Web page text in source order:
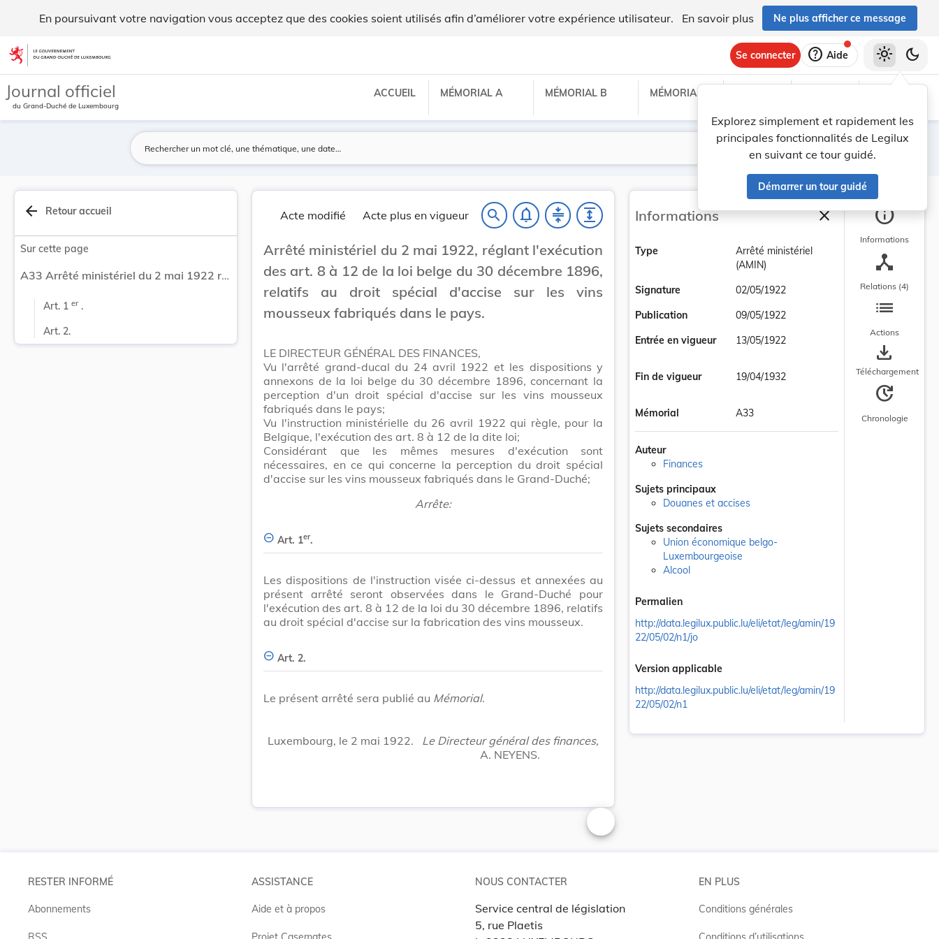
En poursuivant votre navigation vous acceptez que des cookies soient utilisés afin d’améliorer votre expérience utilisateur. En savoir plus Ne plus afficher ce message
Aller au contenu
Se connecter help Aide
Explorez simplement et rapidement les
principales fonctionnalités de Legilux
en suivant ce tour guidé.
Démarrer un tour guidé
light_mode dark_mode
Journal officiel
du Grand-Duché de Luxembourg
ACCUEIL MÉMORIAL A MÉMORIAL B MÉMORIAL C
Lancer la recherche
Filtres
arrow_back Retour accueil
Sur cette page
A33 Arrêté ministériel du 2 mai 1922 réglant l'exécution des art. 8 à 12 de la loi belge du 30 décembre 1896, relatifs au droit spécial d'accise sur les vins mousseux fabriqués dans le pays.
Art. 1 er .
Art. 2.
Acte modifié Acte plus en vigueur search notifications_none compress expand
Arrêté ministériel du 2 mai 1922, réglant l'exécution
des art. 8 à 12 de la loi belge du 30 décembre 1896,
relatifs au droit spécial d'accise sur les vins
mousseux fabriqués dans le pays.
LE DIRECTEUR GÉNÉRAL DES FINANCES,
Vu l'arrêté grand-ducal du 24 avril 1922 et les dispositions y
annexons de la loi belge du 30 décembre 1896, concernant la
perception d'un droit spécial d'accise sur les vins mousseux
fabriqués dans le pays;
Vu l'instruction ministérielle du 26 avril 1922 qui règle, pour la
Belgique, l'exécution des art. 8 à 12 de la dite loi;
Considérant que les mêmes mesures d'exécution sont
nécessaires, en ce qui concerne la perception du droit spécial
d'accise sur les vins mousseux fabriqués dans le Grand-Duché;
Arrête:
Art. 1er.
Les dispositions de l'instruction visée ci-dessus et annexées au
présent arrêté seront observées dans le Grand-Duché pour
l'exécution des art. 8 à 12 de la loi du 30 décembre 1896, relatifs
au droit spécial d'accise sur la fabrication des vins mousseux.
Art. 2.
Le présent arrêté sera publié au Mémorial.
Luxembourg, le 2 mai 1922.
Le Directeur général des finances,
A. NEYENS.
Changer la taille du texte
Informations closeFermer la barre
Type
Arrêté ministériel
(AMIN)
Signature
02/05/1922
Publication
09/05/1922
Entrée en vigueur
13/05/1922
Fin de vigueur 19/04/1932
Mémorial A33
Auteur
Finances
Sujets principaux
Douanes et accises
Sujets secondaires
Union économique belgo-
Luxembourgeoise
Alcool
Permalien
http://data.legilux.public.lu/eli/etat/leg/amin/19
22/05/02/n1/jo
Version applicable
http://data.legilux.public.lu/eli/etat/leg/amin/19
22/05/02/n1
info
Informations
device_hub
Relations (4)
list
Actions
save_alt
Téléchargement
update
Chronologie
RESTER INFORMÉ
Abonnements
ASSISTANCE
Aide et à propos
NOUS CONTACTER
Service central de législation
5, rue Plaetis
EN PLUS
Conditions générales